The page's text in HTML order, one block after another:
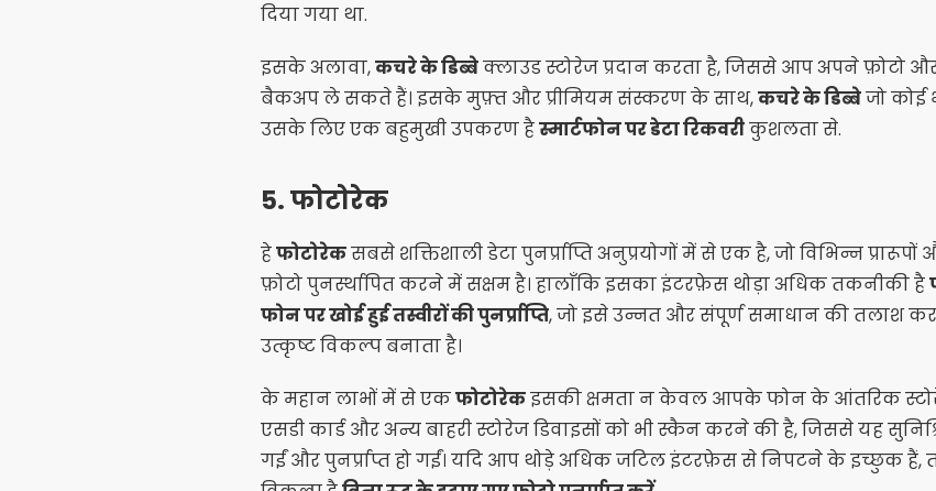
दिया गया था.
इसके अलावा,कचरे के डिब्बेक्लाउड स्टोरेज प्रदान करता है, जिससे आप अपने फ़ोटो
बैकअप ले सकते हैं। इसके मुफ़्त और प्रीमियम संस्करण के साथ,कचरे के डिब्बेजो कोई
उसके लिए एक बहुमुखी उपकरण हैस्मार्टफोन पर डेटा रिकवरीकुशलता से.
5.फोटोरेक
हेफोटोरेकसबसे शक्तिशाली डेटा पुनर्प्राप्ति अनुप्रयोगों में से एक है, जो विभिन्न
फ़ोटो पुनर्स्थापित करने में सक्षम है। हालाँकि इसका इंटरफ़ेस थोड़ा अधिक तकनीकी है
फोन पर खोई हुई तस्वीरों की पुनर्प्राप्ति, जो इसे उन्नत और संपूर्ण समाधान की तलाश
उत्कृष्ट विकल्प बनाता है।
के महान लाभों में से एकफोटोरेकइसकी क्षमता न केवल आपके फोन के आंतरिक
एसडी कार्ड और अन्य बाहरी स्टोरेज डिवाइसों को भी स्कैन करने की है, जिससे यह
गईं और पुनर्प्राप्त हो गईं। यदि आप थोड़े अधिक जटिल इंटरफ़ेस से निपटने के इच्छुक हैं,